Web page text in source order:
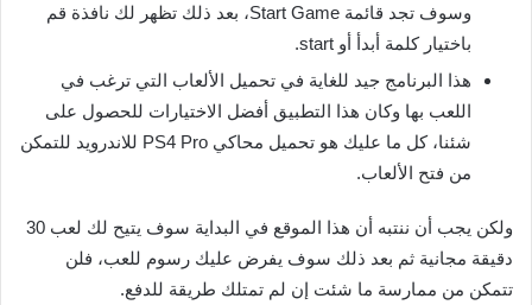
وسوف تجد قائمة Start Game، بعد ذلك تظهر لك نافذة قم
باختيار كلمة أبدأ أو start.
هذا البرنامج جيد للغاية في تحميل الألعاب التي ترغب في
اللعب بها وكان هذا التطبيق أفضل الاختيارات للحصول على
شئنا، كل ما عليك هو تحميل محاكي PS4 Pro للاندرويد للتمكن
من فتح الألعاب.
ولكن يجب أن ننتبه أن هذا الموقع في البداية سوف يتيح لك لعب 30
دقيقة مجانية ثم بعد ذلك سوف يفرض عليك رسوم للعب، فلن
تتمكن من ممارسة ما شئت إن لم تمتلك طريقة للدفع.